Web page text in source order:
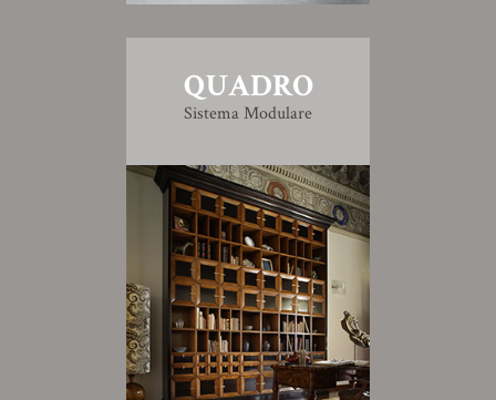
QUADRO
Sistema Modulare